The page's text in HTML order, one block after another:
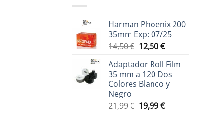
Harman Phoenix 200
35mm Exp: 07/25
14,50€ El
original
era:
14,50 €.
12,50€El
actual
es:
12,50 €.
Adaptador Roll Film
35 mm a 120 Dos
Colores Blanco y
Negro
21,99€ El
19,99€El